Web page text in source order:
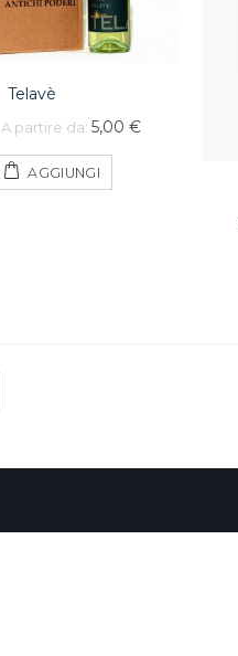
Telavè
A partire da: 5,00 €
AGGIUNGI